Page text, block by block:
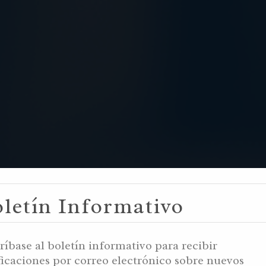
Informativo
al boletín informativo para recibir
por correo electrónico sobre nuevos